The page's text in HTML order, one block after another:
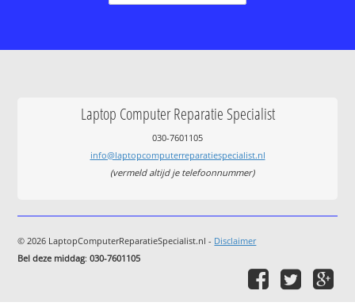
Laptop Computer Reparatie Specialist
030-7601105
info@laptopcomputerreparatiespecialist.nl
(vermeld altijd je telefoonnummer)
© 2026 LaptopComputerReparatieSpecialist.nl - Disclaimer
Bel deze middag:030-7601105